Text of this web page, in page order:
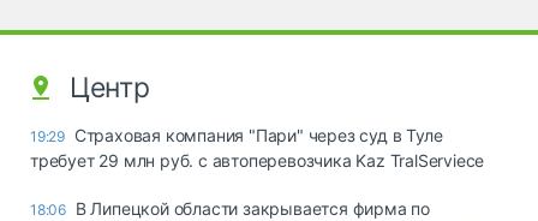
Центр
19:29 Страховая компания "Пари" через суд в Туле
требует 29 млн руб. с автоперевозчика Kaz TralServiece
18:06 В Липецкой области закрывается фирма по